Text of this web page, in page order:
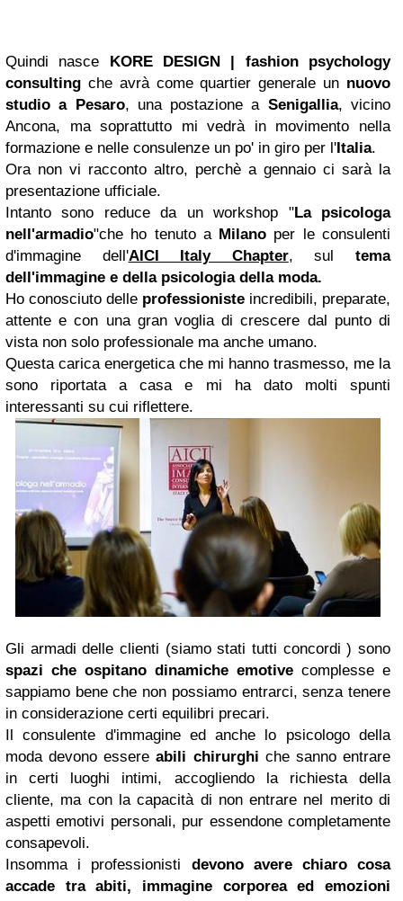
Quindi nasce KORE DESIGN | fashion psychology
consulting che avrà come quartier generale un nuovo
studio a Pesaro, una postazione a Senigallia, vicino
Ancona, ma soprattutto mi vedrà in movimento nella
formazione e nelle consulenze un po' in giro per l'Italia.
Ora non vi racconto altro, perchè a gennaio ci sarà la
presentazione ufficiale.
Intanto sono reduce da un workshop "La psicologa
nell'armadio"che ho tenuto a Milano per le consulenti
d'immagine dell'AICI Italy Chapter, sultema
dell'immagine e della psicologia della moda.
Ho conosciuto delle professioniste incredibili, preparate,
attente e con una gran voglia di crescere dal punto di
vista non solo professionale ma anche umano.
Questa carica energetica che mi hanno trasmesso, me la
sono riportata a casa e mi ha dato molti spunti
interessanti su cui riflettere.
Gli armadi delle clienti (siamo stati tutti concordi ) sono
spazi che ospitano dinamiche emotive complesse e
sappiamo bene che non possiamo entrarci, senza tenere
in considerazione certi equilibri precari.
Il consulente d'immagine ed anche lo psicologo della
moda devono essereabili chirurghi che sanno entrare
in certi luoghi intimi, accogliendo la richiesta della
cliente, ma con la capacità di non entrare nel merito di
aspetti emotivi personali, pur essendone completamente
consapevoli.
Insomma i professionisti devono avere chiaro cosa
accade tra abiti, immagine corporea ed emozioni